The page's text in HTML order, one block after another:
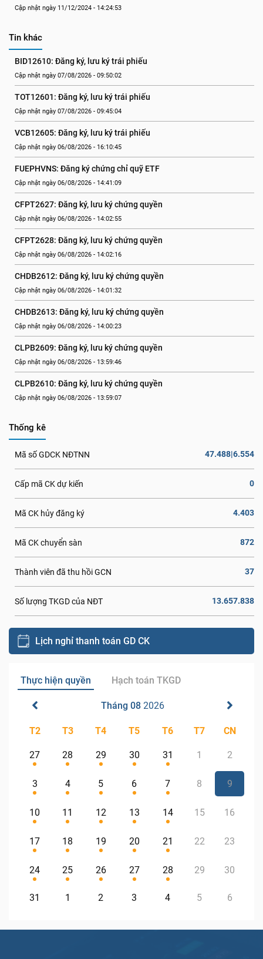
Cập nhật ngày 11/12/2024 - 14:24:53
Tin khác
BID12610: Đăng ký, lưu ký trái phiếu
Cập nhật ngày 07/08/2026 - 09:50:02
TOT12601: Đăng ký, lưu ký trái phiếu
Cập nhật ngày 07/08/2026 - 09:45:04
VCB12605: Đăng ký, lưu ký trái phiếu
Cập nhật ngày 06/08/2026 - 16:10:45
FUEPHVNS: Đăng ký chứng chỉ quỹ ETF
Cập nhật ngày 06/08/2026 - 14:41:09
CFPT2627: Đăng ký, lưu ký chứng quyền
Cập nhật ngày 06/08/2026 - 14:02:55
CFPT2628: Đăng ký, lưu ký chứng quyền
Cập nhật ngày 06/08/2026 - 14:02:16
CHDB2612: Đăng ký, lưu ký chứng quyền
Cập nhật ngày 06/08/2026 - 14:01:32
CHDB2613: Đăng ký, lưu ký chứng quyền
Cập nhật ngày 06/08/2026 - 14:00:23
CLPB2609: Đăng ký, lưu ký chứng quyền
Cập nhật ngày 06/08/2026 - 13:59:46
CLPB2610: Đăng ký, lưu ký chứng quyền
Cập nhật ngày 06/08/2026 - 13:59:07
Thống kê
Mã số GDCK NĐTNN 47.488|6.554
Cấp mã CK dự kiến 0
Mã CK hủy đăng ký 4.403
Mã CK chuyển sàn 872
Thành viên đã thu hồi GCN 37
Số lượng TKGD của NĐT 13.657.838
Lịch nghỉ thanh toán GD CK
Thực hiện quyền Hạch toán TKGD
Tháng 08 2026
T2 T3 T4 T5 T6 T7 CN
27 28 29 30 31 1 2
3 4 5 6 7 8 9
10 11 12 13 14 15 16
17 18 19 20 21 22 23
24 25 26 27 28 29 30
31 1 2 3 4 5 6